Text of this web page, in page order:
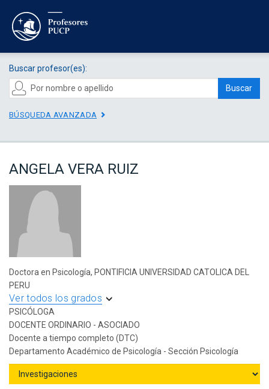
Buscar profesor(es):
Buscar
BÚSQUEDA AVANZADA
ANGELA VERA RUIZ
Doctora en Psicología, PONTIFICIA UNIVERSIDAD CATOLICA DEL
PERU
Ver todos los grados
PSICÓLOGA
DOCENTE ORDINARIO - ASOCIADO
Docente a tiempo completo (DTC)
Departamento Académico de Psicología - Sección Psicología